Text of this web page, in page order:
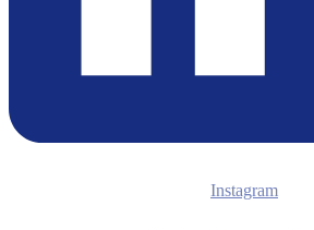
Instagram